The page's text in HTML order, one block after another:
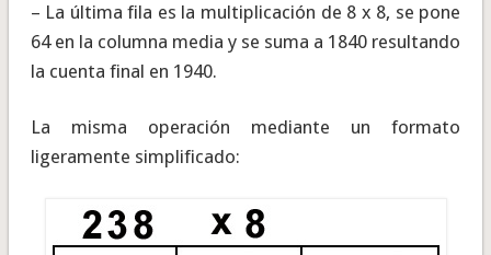
– La última fila es la multiplicación de 8 x 8, se pone
64 en la columna media y se suma a 1840 resultando
la cuenta final en 1940.
La misma operación mediante un formato
ligeramente simplificado: